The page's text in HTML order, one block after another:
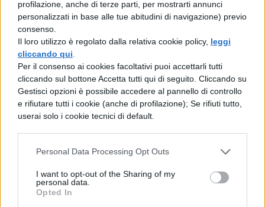
profilazione, anche di terze parti, per mostrarti annunci
personalizzati in base alle tue abitudini di navigazione) previo
consenso.
Il loro utilizzo è regolato dalla relativa cookie policy, leggi
cliccando qui
Per il consenso ai cookies facoltativi puoi accettarli tutti
cliccando sul bottone Accetta tutti qui di seguito. Cliccando su
Gestisci opzioni è possibile accedere al pannello di controllo
e rifiutare tutti i cookie (anche di profilazione); Se rifiuti tutto,
userai solo i cookie tecnici di default.
Personal Data Processing Opt Outs
I want to opt-out of the Sharing of my
personal data.
Opted In
L’ambiente marino, formato dai mari e
dagli oceani, rappresenta l’ambiente più
vasto della Terra. I mari e gli oceani
ospitano le comunità più ricche per
quantità e per varietà di organismi. Gli
ambienti acquatici formano ecosistemi
ecosistemi acquatici, specialmente quelli
comuni. I produttori che abitano